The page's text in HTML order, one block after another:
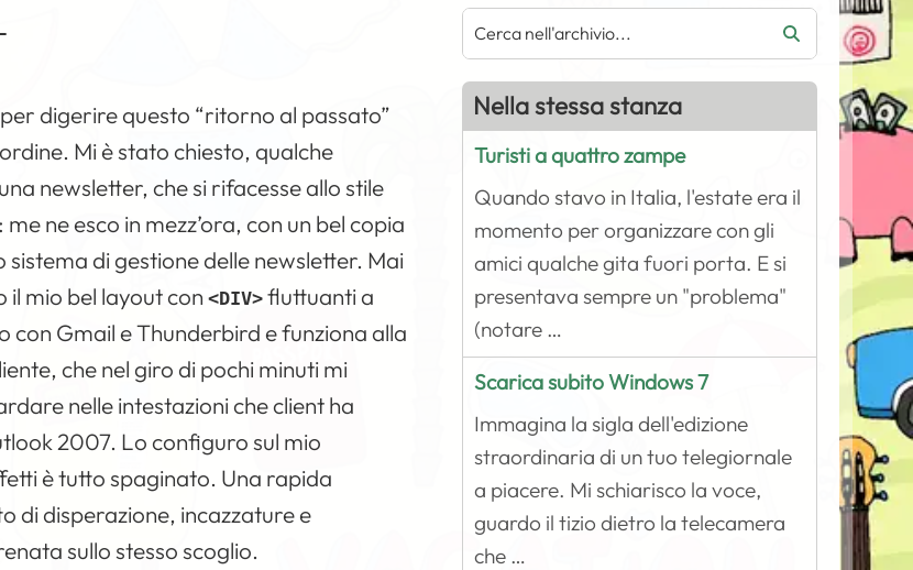
digerire questo “ritorno al passato”
Mi è stato chiesto, qualche
newsletter, che si rifacesse allo stile
ne esco in mezz’ora, con un bel copia
di gestione delle newsletter. Mai
il mio bel layout con<DIV> fluttuanti a
Gmail e Thunderbird e funziona alla
che nel giro di pochi minuti mi
nelle intestazioni che client ha
2007. Lo configuro sul mio
è tutto spaginato. Una rapida
di disperazione, incazzature e
sullo stesso scoglio.
Nella stessa stanza
Turisti a quattro zampe
Quando stavo in Italia, l'estate era il
momento per organizzare con gli
amici qualche gita fuori porta. E si
presentava sempre un "problema"
(notare …
Scarica subito Windows 7
Immagina la sigla dell'edizione
straordinaria di un tuo telegiornale
a piacere. Mi schiarisco la voce,
guardo il tizio dietro la telecamera
che …